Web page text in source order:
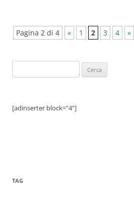
Pagina 2 di 4 « 1 2 3 4 »
per:
[adinserter block="4"]
TAG